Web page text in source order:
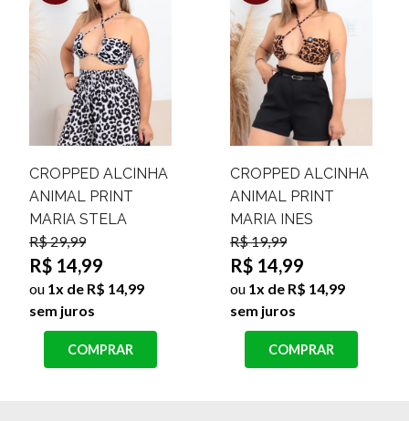
CROPPED ALCINHA
ANIMAL PRINT
MARIA STELA
R$ 29,99
R$ 14,99
ou 1x de R$ 14,99
sem juros
COMPRAR
CROPPED ALCINHA
ANIMAL PRINT
MARIA INES
R$ 19,99
R$ 14,99
ou 1x de R$ 14,99
sem juros
COMPRAR